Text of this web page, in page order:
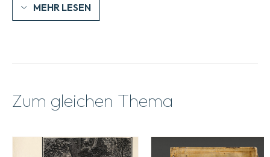
MEHR LESEN
Zum gleichen Thema